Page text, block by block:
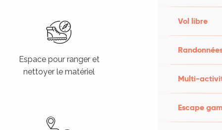
Vol libre
Multi-
Escape
Espace pour ranger et
nettoyer le matériel
cas de pluie